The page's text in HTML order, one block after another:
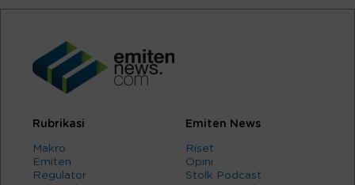
Rubrikasi
Makro
Emiten
Regulator
Emiten News
Riset
Opini
Stolk Podcast